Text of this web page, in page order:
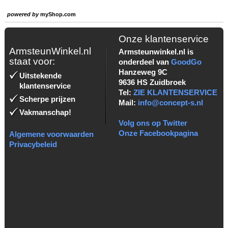
powered bymyShop.com
ArmsteunWinkel.nl
staat voor:
Uitstekende
klantenservice
Scherpe prijzen
Vakmanschap!
Algemene voorwaarden
Privacybeleid
Onze klantenservice
Armsteunwinkel.nl is
onderdeel van GoodGo
Hanzeweg 9C
9636 HS Zuidbroek
Tel: ZIE KLANTENSERVICE
Mail: info@concept-s.nl
Volg ons op Twitter
Onze Facebookpagina